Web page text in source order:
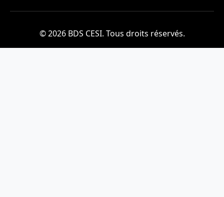
© 2026 BDS CESI. Tous droits réservés.